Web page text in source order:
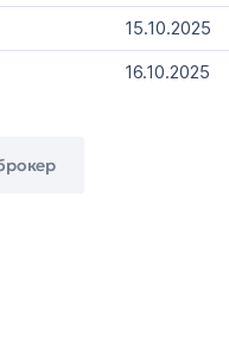
15.10.2025
16.10.2025